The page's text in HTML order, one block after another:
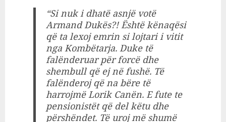
“Si nuk i dhatë asnjë votë
Armand Dukës?! Është kënaqësi
që ta lexoj emrin si lojtari i vitit
nga Kombëtarja. Duke të
falënderuar për forcë dhe
shembull që ej në fushë. Të
falënderoj që na bëre të
harrojmë Lorik Canën. E fute te
pensionistët që del këtu dhe
përshëndet. Të uroj më shumë